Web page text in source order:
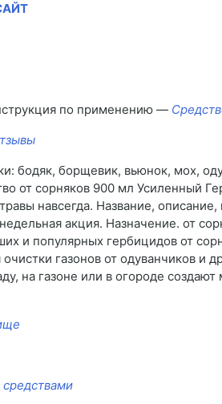
по применению —
бодяк, борщевик, вьюнок, мох,
от сорняков 900 мл Усиленный
навсегда. Название,
акция. Назначение. от
и популярных гербицидов от
газонов от одуванчиков и
на газоне или в огороде